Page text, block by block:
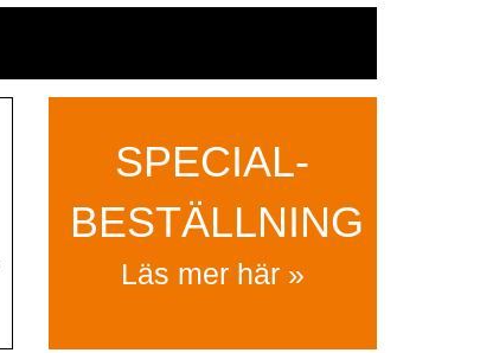
SPECIAL­
BESTÄLLNING
Läs mer här »